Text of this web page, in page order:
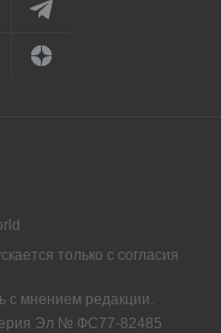
только с согласия
с мнением редакции.
Эл № ФС77-82485